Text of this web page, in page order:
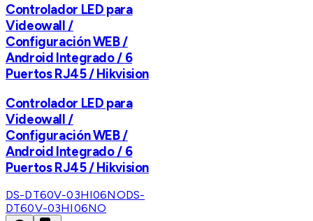
Controlador LED para
Videowall /
Configuración WEB /
Android Integrado / 6
Puertos RJ45 / Hikvision
Controlador LED para
Videowall /
Configuración WEB /
Android Integrado / 6
Puertos RJ45 / Hikvision
DS-DT60V-03HI06NODS-
DT60V-03HI06NO